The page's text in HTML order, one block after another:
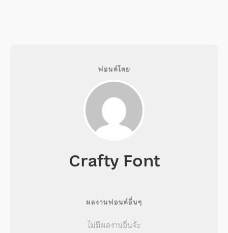
ฟอนต์โดย
Crafty Font
ผลงานฟอนต์อื่นๆ
ไม่มีผลงานอื่นจ้ะ